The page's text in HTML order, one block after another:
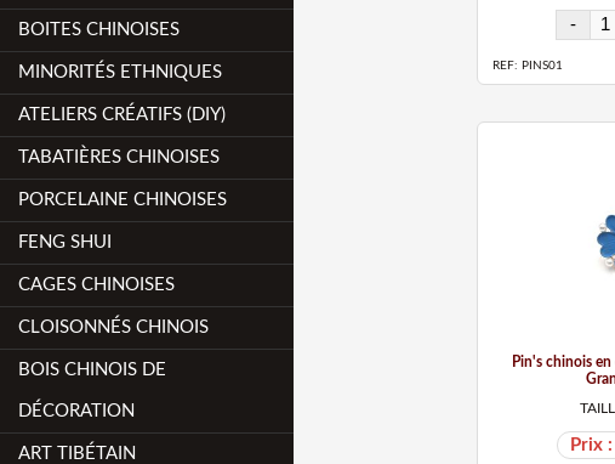
BOITES CHINOISES
MINORITÉS ETHNIQUES
ATELIERS CRÉATIFS (DIY)
TABATIÈRES CHINOISES
PORCELAINE CHINOISES
FENG SHUI
CAGES CHINOISES
CLOISONNÉS CHINOIS
BOIS CHINOIS DE
DÉCORATION
ART TIBÉTAIN
REF: PINS01
Pin's chinois
Prix